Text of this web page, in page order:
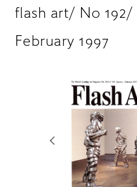
SCHOLARSHIP
RETRACE
flash art/ No 192/
February 1997